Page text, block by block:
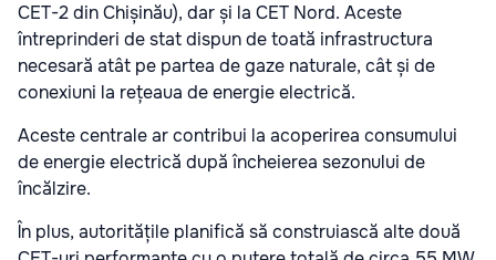
CET-2 din Chișinău), dar și la CET Nord. Aceste
întreprinderi de stat dispun de toată infrastructura
necesară atât pe partea de gaze naturale, cât și de
conexiuni la rețeaua de energie electrică.
Aceste centrale ar contribui la acoperirea consumului
de energie electrică după încheierea sezonului de
încălzire.
În plus, autoritățile planifică să construiască alte două